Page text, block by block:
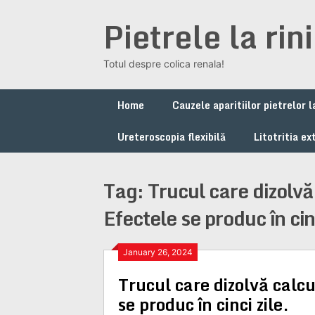
Pietrele la
Totul despre colica renala!
Home
Cauzele aparitiilor pietrelor
Ureteroscopia flexibilă
Litotritia
Tag: Trucul care
Efectele se produc în
January 26, 2024
Trucul care dizolvă
se produc în cinci zile.